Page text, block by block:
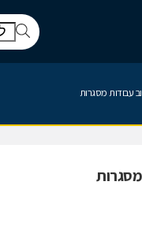
עבודות מסגרות